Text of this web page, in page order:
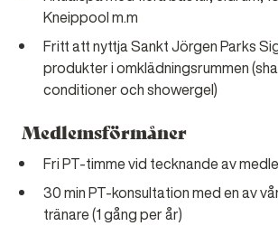
Kneippool m.m
Fritt att nyttja Sankt Jörgen Parks
produkter i omklädningsrummen
conditioner och showergel)
Medlemsförmåner
Fri PT-timme vid tecknande av
30 min PT-konsultation med en av
tränare (1 gång per år)